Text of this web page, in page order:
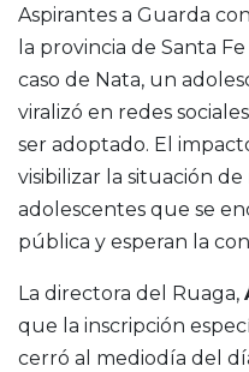
Aspirantes a Guarda
la provincia de Santa
caso de Nata, un
viralizó en redes
ser adoptado. El
visibilizar la situación
adolescentes que se
pública y esperan la
La directora del Ruaga,
que la inscripción
cerró al mediodía del